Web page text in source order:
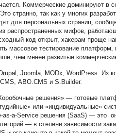
Коммерческие доминируют в
странно, так как у многих
для персональных страниц,
распространенных мифов,
код открыт, хакерам проще
массовое тестирование
чем менее развитые
Joomla, MODx, WordPress. Из
CMS, ABO.CMS и S.Builder.
решения» — готовые
или «индивидуальные»
a-Service решения (SaaS) — это
— в степени зависимости